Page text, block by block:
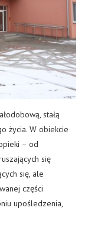
stałą
życia. W obiekcie
– od
się
się, ale
części
upośledzenia,